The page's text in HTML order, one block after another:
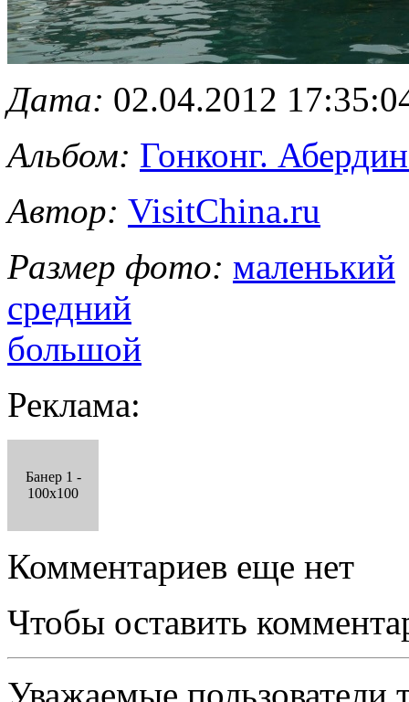
Дата: 02.04.2012
Альбом: Гонконг.
Автор: VisitChina.ru
Размер фото: маленький
средний
большой
Реклама:
Банер 1 -
100x100
Комментариев еще нет
Чтобы оставить
Уважаемые пользователи